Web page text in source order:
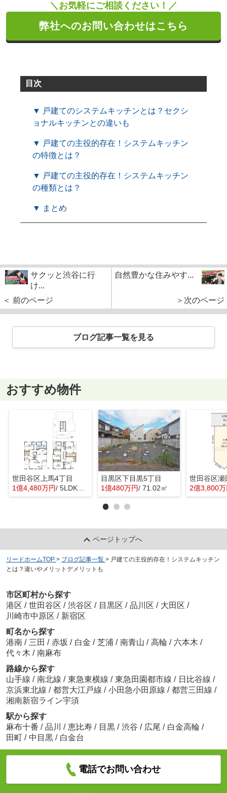
＼お気軽にご相談ください！／
弊社へのお問い合わせはこちら
目次
▼ 戸建てのシステムキッチンとは？セクシ
ョナルキッチンとの違いも
▼ 戸建ての主役的存在！システムキッチン
の特徴とは？
▼ 戸建ての主役的存在！システムキッチン
の種類とは？
▼ まとめ
サクッと渋谷に行
け...
＜ 前のページ
自然豊かな住みやす...
＞次のページ
ブログ記事一覧を見る
おすすめ物件
世田谷区上馬4丁目
1億4,480万円/ 5LDK＋1S(納戸)
目黒区下目黒5丁目
1億480万円/ 71.02㎡
世田谷区瀬
2億3,800
ページトップへ
リードホームTOP > ブログ記事一覧 > 戸建ての主役的存在！システムキッチン
とは？違いやメリットデメリットも
市区町村から探す
港区 / 世田谷区 / 渋谷区 / 目黒区 / 品川区 / 大田区 /
川崎市中原区 / 新宿区
町名から探す
港南 / 三田 / 赤坂 / 白金 / 芝浦 / 南青山 / 高輪 / 六本木 /
代々木 / 南麻布
路線から探す
山手線 / 南北線 / 東急東横線 / 東急田園都市線 / 日比谷線 /
京浜東北線 / 都営大江戸線 / 小田急小田原線 / 都営三田線 /
湘南新宿ライン宇須
駅から探す
麻布十番 / 品川 / 恵比寿 / 目黒 / 渋谷 / 広尾 / 白金高輪 /
田町 / 中目黒 / 白金台
電話でお問い合わせ